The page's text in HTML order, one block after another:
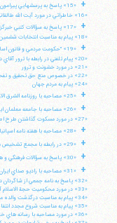
+
«15» پاسخ به پرسشهايي پيرامون "خشونت يا تسامح و تساهل"
«16» خاطراتي در مورد آيت الله طالقاني
+
«17» پاسخ به سؤالات كتبي خبرگزاري رويتر و روزنامه گاردين
«18» پيام به مناسبت انتخابات ششمين دوره مجلس شوراي اسلامي
+
«19» "حكومت مردمي و قانون اساسي"
«20» پيام تلفني در رابطه با ترور آقاي دكتر سعيد حجاريان
«21» در مورد خشونت و ترور
«22» در خصوص منع حق تحقيق و تفحص مجلس نسبت به نهادهاي مربوط به مقامرهبري
«24» پيام به مردم جهان
+ «25» مصاحبه با روزنامه الشرق الاوسط
+
«26» مصاحبه با جامعه معلمان ايران
«27» در مورد مسكوت گذاشتن طرح اصلاح قانون مطبوعات
+ «28» مصاحبه با هفته نامه اسپانيايي تيمپو
+ «29» در رابطه با مجمع تشخيص مصلحت نظام
+ «30» پاسخ به سؤالات فرهنگي و هنري جامعه هنري و سينمايي ايران
+
«31» مصاحبه با راديو صداي ايران
«32» پاسخ به نامه جمعي از شاگردان در مورد شروع درس فقه
«33» در مورد محكوميت حجة الاسلام آقاي يوسفي اشكوري
«34» پيام به مناسبت درگذشت والده مكرمه حجة الاسلام والمسلمين آقايعبدالله نوري
«35» پيام به مناسبت شروع مجدد انتفاضه فلسطين
«36» در مورد مصاحبه با رسانه هاي خارجي